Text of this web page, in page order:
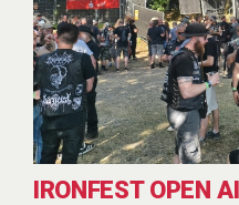
IRONFEST OPEN